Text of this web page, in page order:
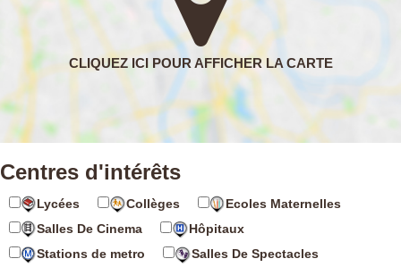
Centres d'intérêts
Lycées Collèges
Ecoles Maternelles
Salles De Cinema
Hôpitaux
Stations de metro
Salles De Spectacles